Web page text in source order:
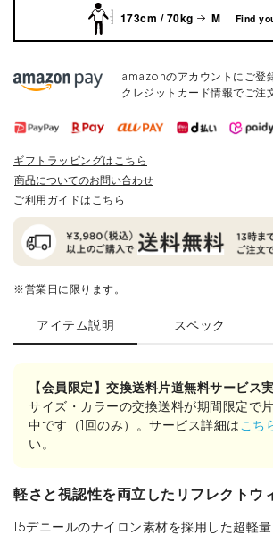
173cm / 70kg M Find
amazonのアカウントにご登
クレジットカード情報でご注
ギフトラッピングはこちら
商品についてのお問い合わせ
ご利用ガイドはこちら
※営業日に限ります。
アイテム説明 スペック
【会員限定】交換送料片道無料サービス
サイズ・カラーの交換送料が期間限定で
中です（1回のみ）。サービス詳細は こち
い。
軽さと視認性を両立したリフレクトウ
15デニールのナイロン素材を採用した超軽